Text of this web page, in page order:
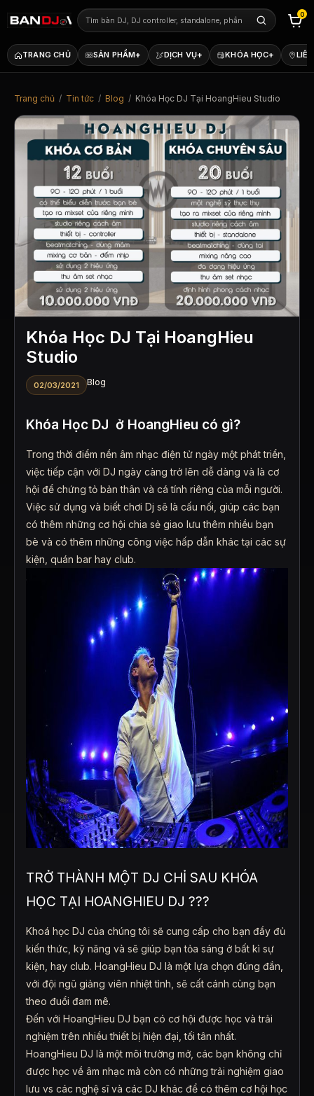
TRANG CHỦ SẢN PHẨM+ DỊCH VỤ+ KHÓA HỌC+
0
Trang chủ / Tin tức / Blog / Khóa Học DJ Tại HoangHieu Studio
Khóa Học DJ Tại HoangHieu
Studio
02/03/2021 Blog
Khóa Học DJ ở HoangHieu có gì?
Trong thời điểm nền âm nhạc điện tử ngày một phát triển,
việc tiếp cận với DJ ngày càng trở lên dễ dàng và là cơ
hội để chứng tỏ bản thân và cá tính riêng của mỗi người.
Việc sử dụng và biết chơi Dj sẽ là cấu nối, giúp các bạn
có thêm những cơ hội chia sẻ giao lưu thêm nhiều bạn
bè và có thêm những công việc hấp dẫn khác tại các sự
kiện, quán bar hay club.
TRỞ THÀNH MỘT DJ CHỈ SAU KHÓA
HỌC TẠI HOANGHIEU DJ ???
Khoá học DJ của chúng tôi sẽ cung cấp cho bạn đầy đủ
kiến thức, kỹ năng và sẽ giúp bạn tỏa sáng ở bất kì sự
kiện, hay club. HoangHieu DJ là một lựa chọn đúng đắn,
với đội ngũ giảng viên nhiệt tình, sẽ cất cánh cùng bạn
theo đuổi đam mê.
Đến với HoangHieu DJ bạn có cơ hội được học và trải
nghiệm trên nhiều thiết bị hiện đại, tối tân nhất.
HoangHieu DJ là một môi trường mở, các bạn không chỉ
được học về âm nhạc mà còn có những trải nghiệm giao
lưu vs các nghệ sĩ và các DJ khác để có thêm cơ hội học